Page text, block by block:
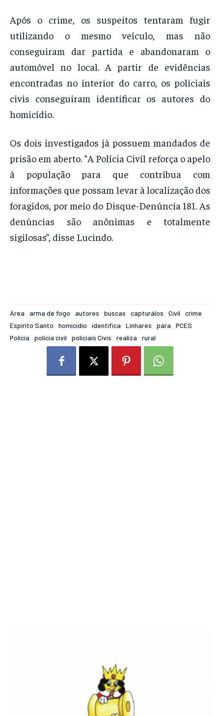
Após o crime, os suspeitos tentaram fugir
utilizando o mesmo veículo, mas não
conseguiram dar partida e abandonaram o
automóvel no local. A partir de evidências
encontradas no interior do carro, os policiais
civis conseguiram identificar os autores do
homicídio.
Os dois investigados já possuem mandados de
prisão em aberto. “A Polícia Civil reforça o apelo
à população para que contribua com
informações que possam levar à localização dos
foragidos, por meio do Disque-Denúncia 181. As
denúncias são anônimas e totalmente
sigilosas”, disse Lucindo.
Área arma de fogo autores buscas capturálos Civil
crime
Espírito Santo
homicídio identifica Linhares para
PCES
Polícia
polícia civil policiais Civis realiza rural